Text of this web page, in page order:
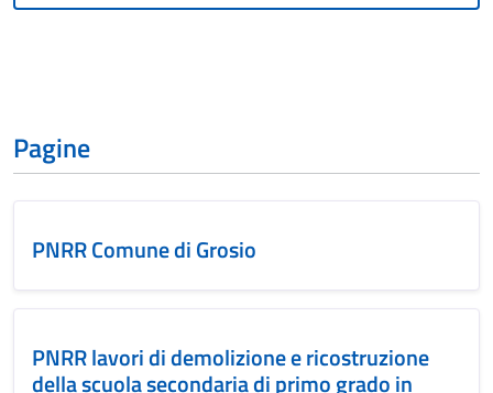
Pagine
PNRR Comune di Grosio
PNRR lavori di demolizione e ricostruzione
della scuola secondaria di primo grado in